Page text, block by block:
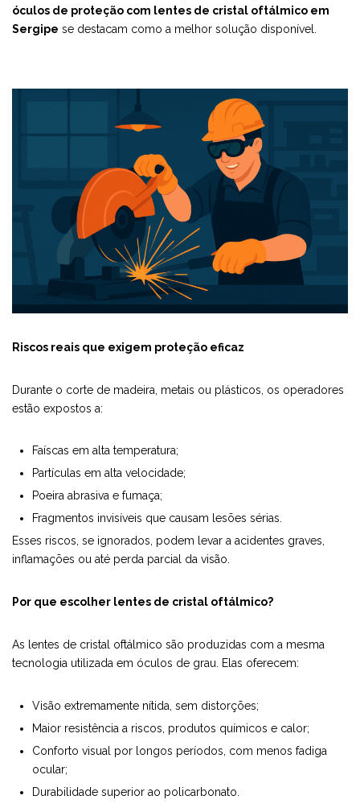
óculos de proteção com lentes de cristal oftálmico em
Sergipe se destacam como a melhor solução disponível.
Riscos reais que exigem proteção eficaz
Durante o corte de madeira, metais ou plásticos, os operadores
estão expostos a:
Faíscas em alta temperatura;
Partículas em alta velocidade;
Poeira abrasiva e fumaça;
Fragmentos invisíveis que causam lesões sérias.
Esses riscos, se ignorados, podem levar a acidentes graves,
inflamações ou até perda parcial da visão.
Por que escolher lentes de cristal oftálmico?
As lentes de cristal oftálmico são produzidas com a mesma
tecnologia utilizada em óculos de grau. Elas oferecem:
Visão extremamente nítida, sem distorções;
Maior resistência a riscos, produtos químicos e calor;
Conforto visual por longos períodos, com menos fadiga
ocular;
Durabilidade superior ao policarbonato.